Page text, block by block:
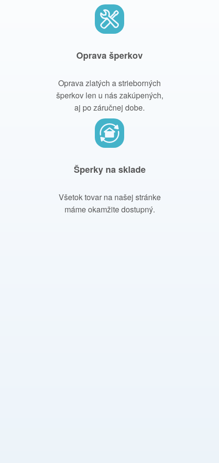
Oprava šperkov
Oprava zlatých a strieborných
šperkov len u nás zakúpených,
aj po záručnej dobe.
Šperky na sklade
Všetok tovar na našej stránke
máme okamžite dostupný.